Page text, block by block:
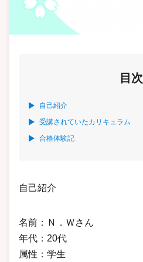
目次
自己紹介
受講されていたカリキュラム
合格体験記
自己紹介
名前：Ｎ．Ｗさん
年代：20代
属性：学生